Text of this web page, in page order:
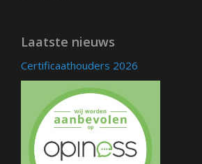
Laatste nieuws
Certificaathouders 2026